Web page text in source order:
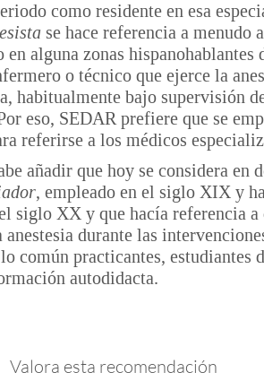
como residente en esa
se hace referencia a menudo
alguna zonas hispanohablantes
o técnico que ejerce la
habitualmente bajo supervisión
eso, SEDAR prefiere que se
referirse a los médicos
añadir que hoy se considera en
, empleado en el siglo XIX y
siglo XX y que hacía referencia a
durante las
común practicantes, estudiantes
autodidacta.
Valora esta recomendación